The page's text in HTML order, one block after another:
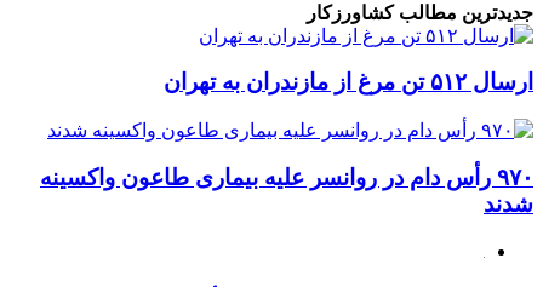
جدیدترین مطالب کشاورزکار
ارسال ۵۱۲ تن مرغ از مازندران به تهران
۹۷۰ رأس دام در روانسر علیه بیماری طاعون واکسینه
شدند